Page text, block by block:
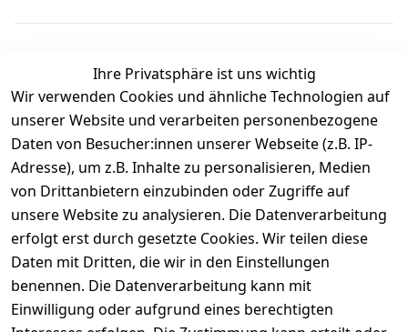
Kundenbewertungen
Durchschnittliche Bewertung
0
Basierend auf 0 Bewertung(en)
Bewertung abgeben
5
( 0 )
4
( 0 )
3
( 0 )
Ihre Privatsphäre ist uns wichtig
Wir verwenden Cookies und ähnliche Technologien auf
unserer Website und verarbeiten personenbezogene
Daten von Besucher:innen unserer Webseite (z.B. IP-
Adresse), um z.B. Inhalte zu personalisieren, Medien
von Drittanbietern einzubinden oder Zugriffe auf
unsere Website zu analysieren. Die Datenverarbeitung
erfolgt erst durch gesetzte Cookies. Wir teilen diese
Daten mit Dritten, die wir in den Einstellungen
benennen. Die Datenverarbeitung kann mit
Einwilligung oder aufgrund eines berechtigten